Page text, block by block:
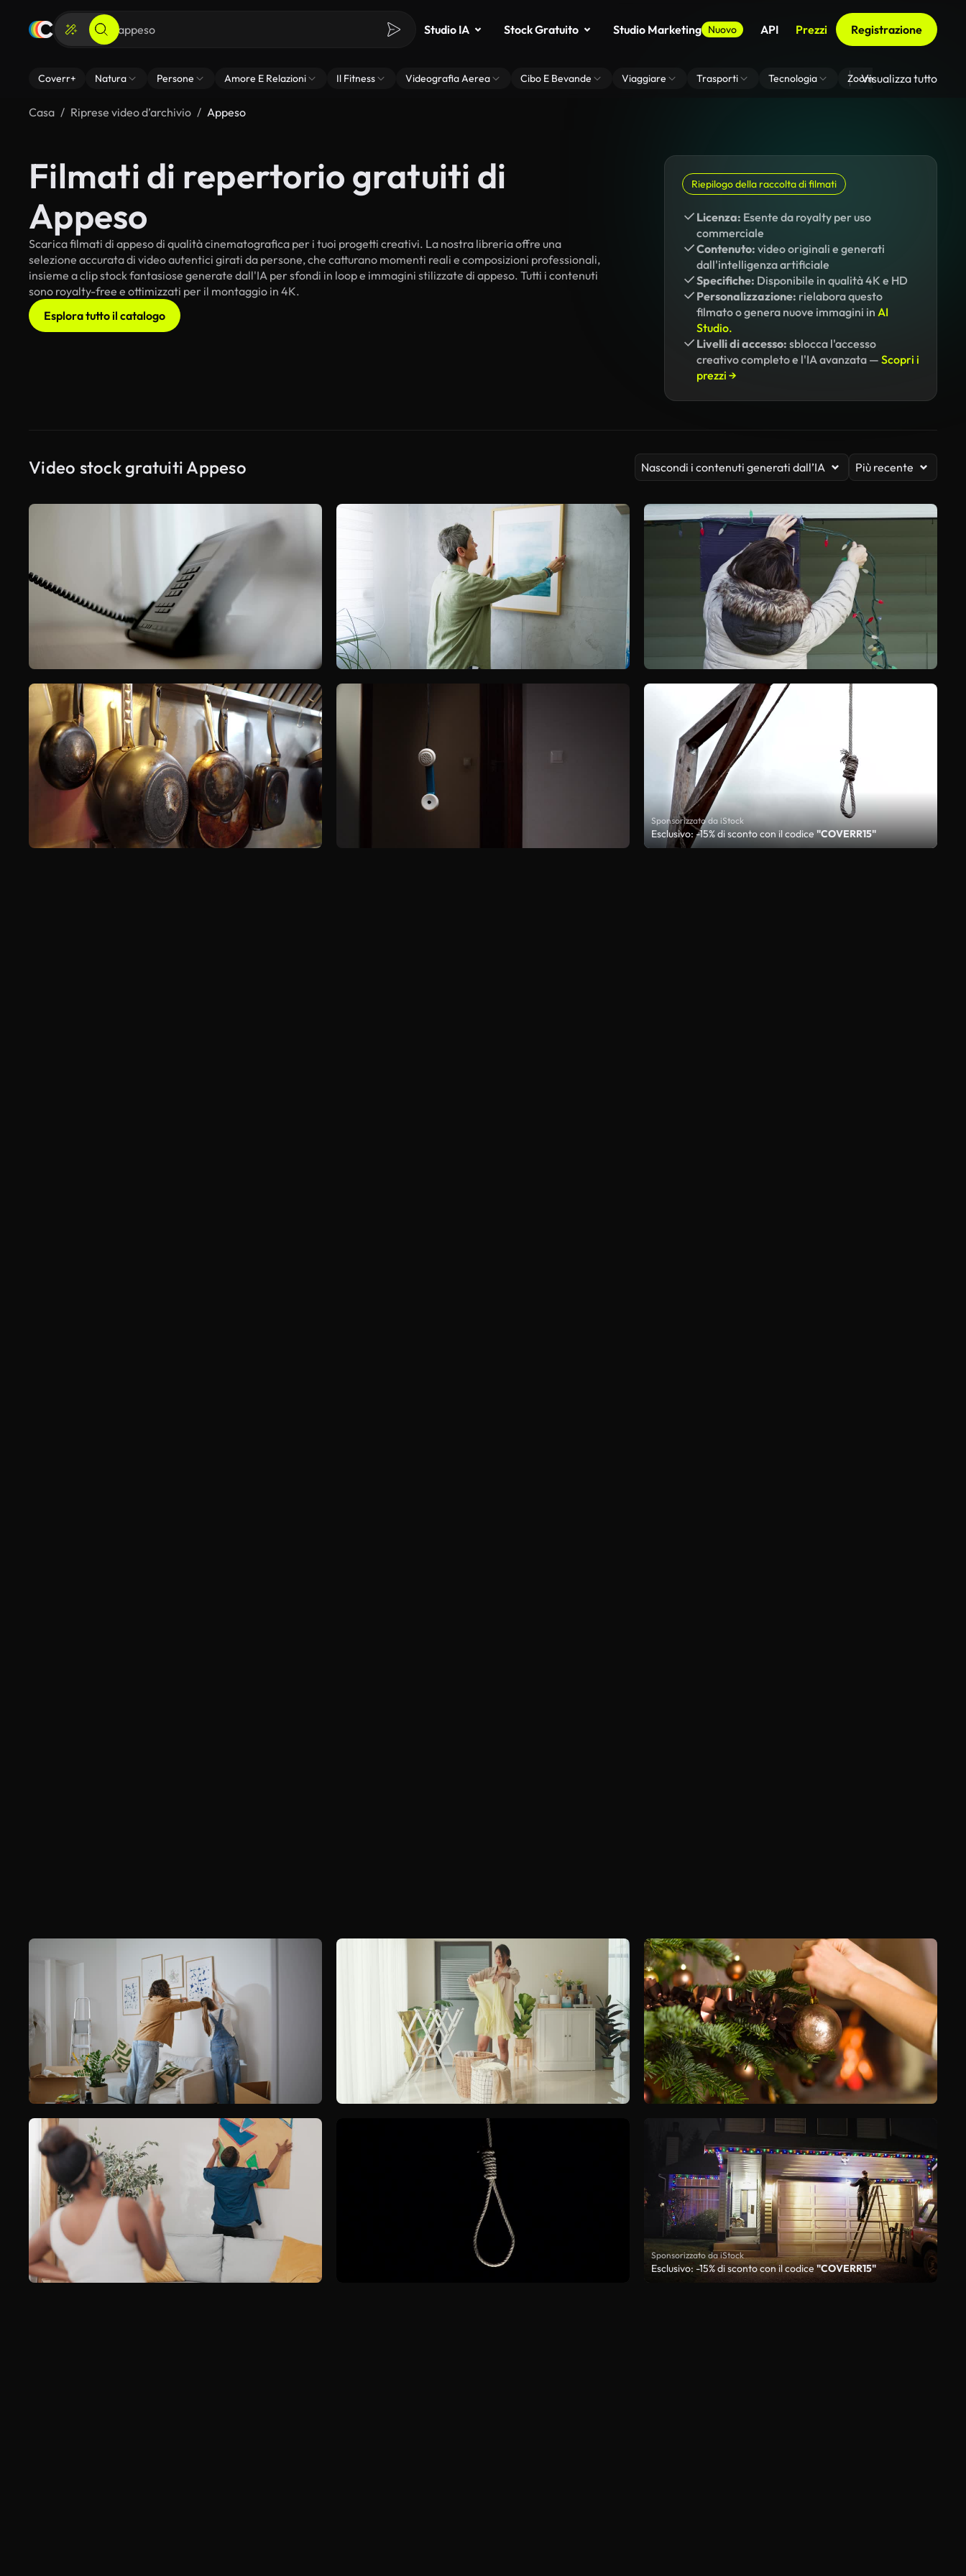
Studio IA Stock Gratuito Studio Marketing Nuovo API Prezzi Registrazione
Coverr+ Natura Persone Amore E Relazioni Il Fitness Videografia Aerea Cibo E Bevande Viaggiare Trasporti Tecnologia Zoom Di Sfondo Virtuale
Visualizza tutto
Casa Riprese video d’archivio Appeso
Filmati di repertorio gratuiti di
Appeso
Scarica filmati di appeso di qualità cinematografica per i tuoi progetti creativi. La nostra libreria offre una
selezione accurata di video autentici girati da persone, che catturano momenti reali e composizioni professionali,
insieme a clip stock fantasiose generate dall'IA per sfondi in loop e immagini stilizzate di appeso. Tutti i contenuti
sono royalty-free e ottimizzati per il montaggio in 4K.
Esplora tutto il catalogo
Riepilogo della raccolta di filmati
Licenza: Esente da royalty per uso
commerciale
Contenuto: video originali e generati
dall'intelligenza artificiale
Specifiche: Disponibile in qualità 4K e HD
Personalizzazione: rielabora questo
filmato o genera nuove immagini in AI
Studio.
Livelli di accesso: sblocca l'accesso
creativo completo e l'IA avanzata — Scopri i
prezzi →
Video stock gratuiti Appeso Nascondi i contenuti generati dall’IA Più recente
Sponsorizzato da iStock
Esclusivo: -15% di sconto con il codice"COVERR15"
Sponsorizzato da iStock
Esclusivo: -15% di sconto con il codice"COVERR15"